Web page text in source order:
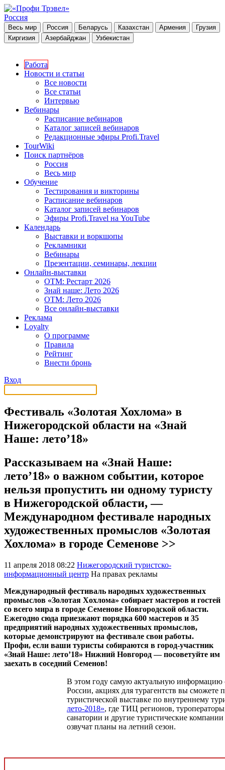
Россия
Весь мир Россия Беларусь Казахстан Армения
Грузия
Киргизия
Азербайджан Узбекистан
Работа
Новости и статьи
Все новости
Все статьи
Интервью
Вебинары
Расписание вебинаров
Каталог записей вебинаров
Редакционные эфиры Profi.Travel
TourWiki
Поиск партнёров
Россия
Весь мир
Обучение
Тестирования и викторины
Расписание вебинаров
Каталог записей вебинаров
Эфиры Profi.Travel на YouTube
Календарь
Выставки и воркшопы
Рекламники
Вебинары
Презентации, семинары, лекции
Онлайн-выставки
OTM: Рестарт 2026
Знай наше: Лето 2026
OTM: Лето 2026
Все онлайн-выставки
Реклама
Loyalty
О программе
Правила
Рейтинг
Внести бронь
Вход
Фестиваль «Золотая Хохлома» в
Нижегородской области на «Знай
Наше: лето’18»
Рассказываем на «Знай Наше:
лето’18» о важном событии, которое
нельзя пропустить ни одному туристу
в Нижегородской области, ―
Международном фестивале народных
художественных промыслов «Золотая
Хохлома» в городе Семенове >>
11 апреля 2018 08:22 Нижегородский туристско-
информационный центр На правах рекламы
Международный фестиваль народных художественных
промыслов «Золотая Хохлома» собирает мастеров и гостей
со всего мира в городе Семенове Новгородской области.
Ежегодно сюда приезжают порядка 600 мастеров и 35
предприятий народных художественных промыслов,
которые демонстрируют на фестивале свои работы.
Профи, если ваши туристы собираются в город-участник
«Знай Наше: лето’18» Нижний Новгород ― посоветуйте им
заехать в соседний Семенов!
В этом году самую актуальную информацию
России, акциях для турагентств вы сможете
туристической выставке по внутреннему
лето-2018», где ТИЦ регионов,
санатории и другие туристические
озвучат планы на летний сезон.